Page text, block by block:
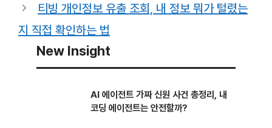
티빙 개인정보 유출 조회, 내 정보 뭐가 털렸는
지 직접 확인하는 법
New Insight
AI 에이전트 가짜 신원 사건 총정리, 내
코딩 에이전트는 안전할까?